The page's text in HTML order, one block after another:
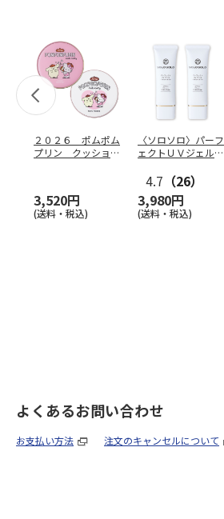
２０２６ ポムポム
プリン クッション
3,520円
(送料・税込)
〈ソロソロ〉パーフ
ェクトＵＶジェル
4.7 （26）
3,980円
(送料・税込)
よくあるお問い合わせ
お支払い方法 注文のキャンセルについて